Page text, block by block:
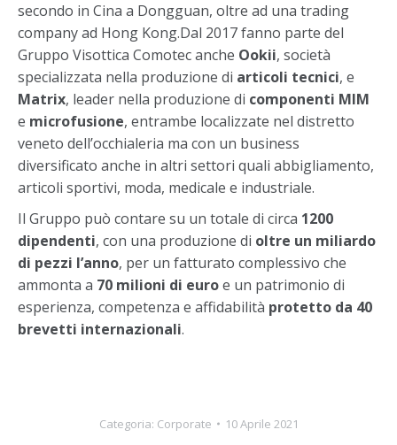
secondo in Cina a Dongguan, oltre ad una trading
company ad Hong Kong.Dal 2017 fanno parte del
Gruppo Visottica Comotec anche Ookii, società
specializzata nella produzione di articoli tecnici, e
Matrix, leader nella produzione di componenti MIM
e microfusione, entrambe localizzate nel distretto
veneto dell’occhialeria ma con un business
diversificato anche in altri settori quali abbigliamento,
articoli sportivi, moda, medicale e industriale.
Il Gruppo può contare su un totale di circa 1200
dipendenti, con una produzione di oltre un miliardo
di pezzi l’anno, per un fatturato complessivo che
ammonta a 70 milioni di euroe un patrimonio di
esperienza, competenza e affidabilità protetto da 40
brevetti internazionali.
Categoria: Corporate 10 Aprile 2021